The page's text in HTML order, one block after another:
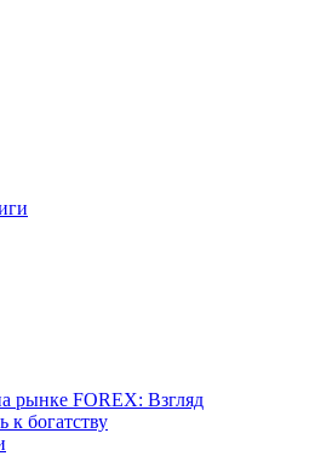
рынке FOREX: Взгляд
к богатству